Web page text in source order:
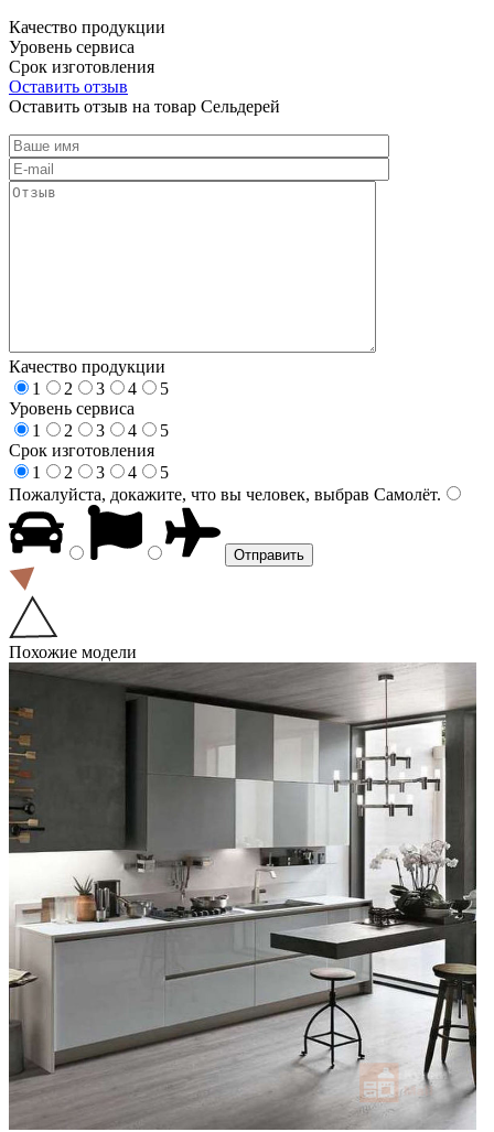
Качество продукции
Уровень сервиса
Срок изготовления
Оставить отзыв
Оставить отзыв на товар Сельдерей
Качество продукции
1
2 3 4
5
Уровень сервиса
1
2 3 4
5
Срок изготовления
1
2 3 4
5
Пожалуйста, докажите, что вы человек, выбрав Самолёт.
Похожие модели